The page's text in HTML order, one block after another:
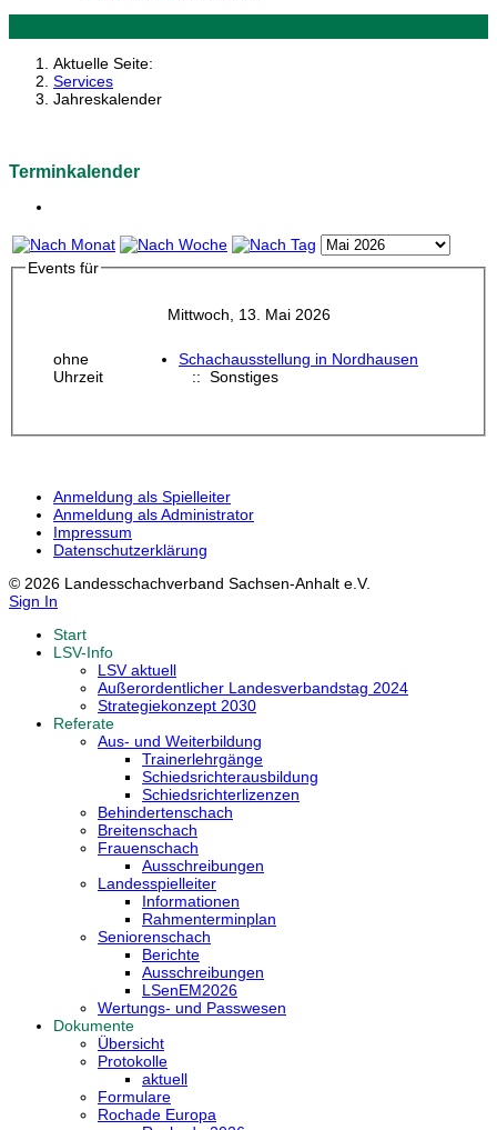
Aktuelle Seite:
Services
Jahreskalender
Terminkalender
Events für
Mittwoch, 13. Mai 2026
ohne
Uhrzeit
Schachausstellung in Nordhausen
:: Sonstiges
Anmeldung als Spielleiter
Anmeldung als Administrator
Impressum
Datenschutzerklärung
© 2026 Landesschachverband Sachsen-Anhalt e.V.
Sign In
Start
LSV-Info
LSV aktuell
Außerordentlicher Landesverbandstag 2024
Strategiekonzept 2030
Referate
Aus- und Weiterbildung
Trainerlehrgänge
Schiedsrichterausbildung
Schiedsrichterlizenzen
Behindertenschach
Breitenschach
Frauenschach
Ausschreibungen
Landesspielleiter
Informationen
Rahmenterminplan
Seniorenschach
Berichte
Ausschreibungen
LSenEM2026
Wertungs- und Passwesen
Dokumente
Übersicht
Protokolle
aktuell
Formulare
Rochade Europa